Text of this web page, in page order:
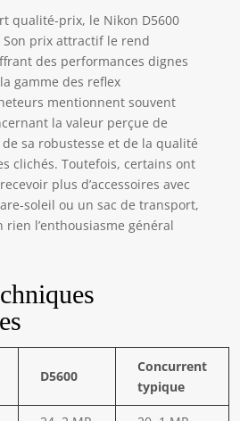
qualité-prix, le Nikon D5600
prix attractif le rend
des performances dignes
gamme des reflex
mentionnent souvent
la valeur perçue de
sa robustesse et de la qualité
clichés. Toutefois, certains ont
plus d’accessoires avec
soleil ou un sac de transport,
rien l’enthousiasme général
D5600
Concurrent
typique